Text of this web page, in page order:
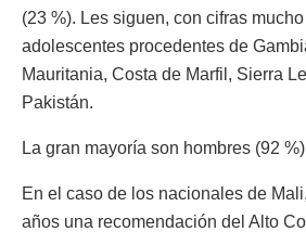
(23 %). Les siguen, con cifras
adolescentes procedentes de
Mauritania, Costa de Marfil, Sierra
Pakistán.
La gran mayoría son hombres (92
En el caso de los nacionales de
años una recomendación del Alto